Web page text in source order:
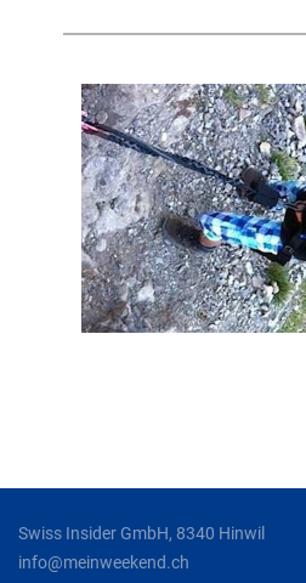
Swiss Insider GmbH, 8340 Hinwil
info@meinweekend.ch